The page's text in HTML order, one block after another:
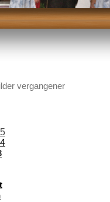
vergangener